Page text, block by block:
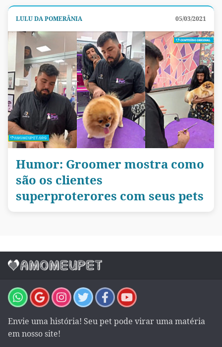
LULU DA POMERÂNIA 05/03/2021
Humor: Groomer mostra como
são os clientes
superproterores com seus pets
Envie uma história! Seu pet pode virar uma matéria
em nosso site!